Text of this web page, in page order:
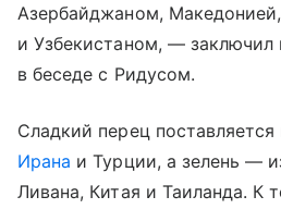
Азербайджаном,
и Узбекистаном, — заключил
в беседе с Ридусом.
Сладкий перец поставляется
Ирана и Турции, а зелень —
Ливана, Китая и Таиланда. К